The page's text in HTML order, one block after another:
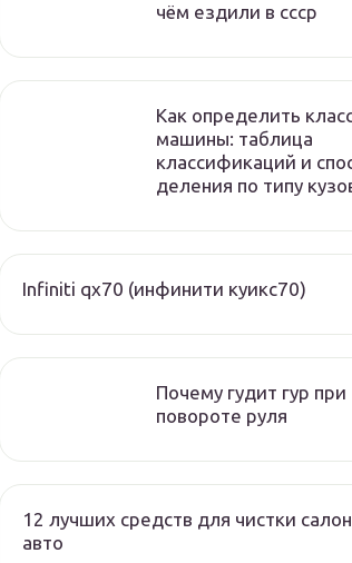
чём ездили в ссср
Как определить
машины: таблица
классификаций и
деления по типу
Infiniti qx70 (инфинити куикс70)
Почему гудит гур при
повороте руля
12 лучших средств для чистки
авто